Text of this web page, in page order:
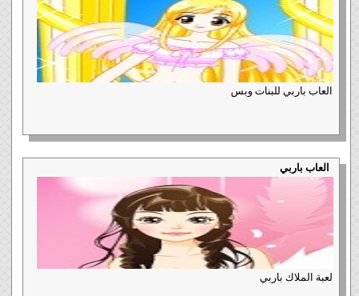
العاب باربي للبنات وبس
العاب باربي
لعبة الملاك باربي